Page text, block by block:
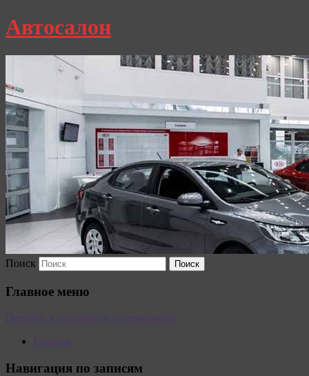
Автосалон
Поиск
Главное меню
Перейти к основному содержимому
Главная
Навигация по записям